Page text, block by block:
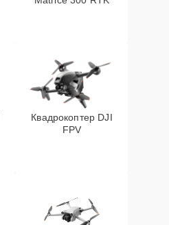
Квадрокоптер DJI
FPV